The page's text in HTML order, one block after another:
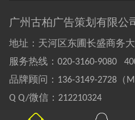
广州古柏广告策划有限公
地址：天河区东圃长盛商务大
服务热线： 020-3160-9080
品牌顾问： 136-3149-2728（
Q Q/微信： 212210324
Copyright©2004-2020 GOOBAI